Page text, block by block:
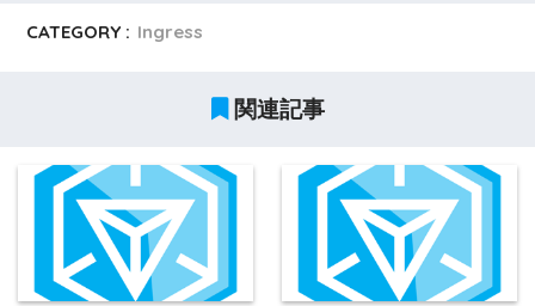
CATEGORY : Ingress
関連記事